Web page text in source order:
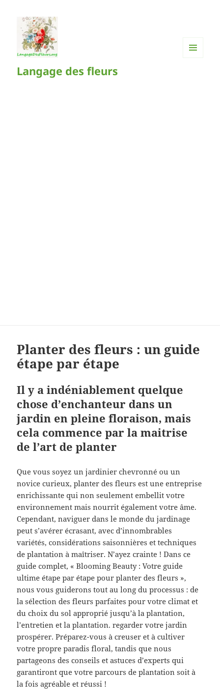
Langage des fleurs
Planter des fleurs : un guide
étape par étape
Il y a indéniablement quelque
chose d’enchanteur dans un
jardin en pleine floraison, mais
cela commence par la maitrise
de l’art de planter
Que vous soyez un jardinier chevronné ou un
novice curieux, planter des fleurs est une entreprise
enrichissante qui non seulement embellit votre
environnement mais nourrit également votre âme.
Cependant, naviguer dans le monde du jardinage
peut s’avérer écrasant, avec d’innombrables
variétés, considérations saisonnières et techniques
de plantation à maîtriser. N’ayez crainte ! Dans ce
guide complet, « Blooming Beauty : Votre guide
ultime étape par étape pour planter des fleurs »,
nous vous guiderons tout au long du processus : de
la sélection des fleurs parfaites pour votre climat et
du choix du sol approprié jusqu’à la plantation,
l’entretien et la plantation. regarder votre jardin
prospérer. Préparez-vous à creuser et à cultiver
votre propre paradis floral, tandis que nous
partageons des conseils et astuces d’experts qui
garantiront que votre parcours de plantation soit à
la fois agréable et réussi !